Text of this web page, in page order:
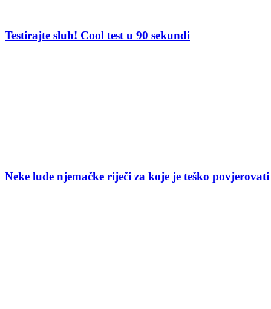
Testirajte sluh! Cool test u 90 sekundi
Neke lude njemačke riječi za koje je teško